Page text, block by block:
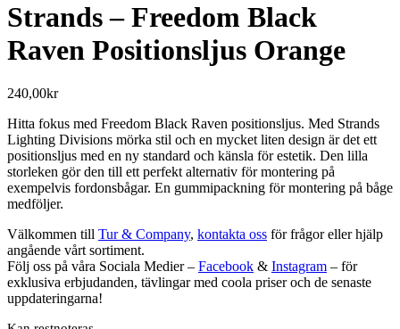
Strands – Freedom Black
Raven Positionsljus Orange
240,00kr
Hitta fokus med Freedom Black Raven positionsljus. Med Strands
Lighting Divisions mörka stil och en mycket liten design är det ett
positionsljus med en ny standard och känsla för estetik. Den lilla
storleken gör den till ett perfekt alternativ för montering på
exempelvis fordonsbågar. En gummipackning för montering på båge
medföljer.
Välkommen till Tur & Company, kontakta oss för frågor eller hjälp
angående vårt sortiment.
Följ oss på våra Sociala Medier – Facebook & Instagram – för
exklusiva erbjudanden, tävlingar med coola priser och de senaste
uppdateringarna!